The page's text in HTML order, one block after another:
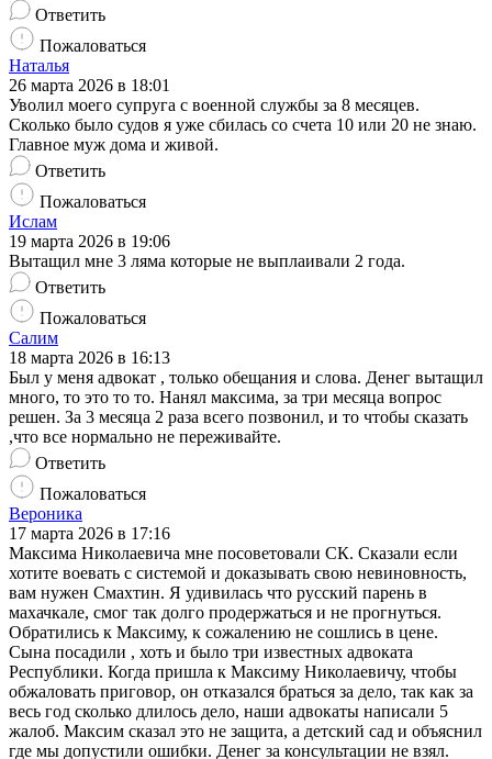
Ответить
Пожаловаться
Наталья
26 марта 2026 в 18:01
Уволил моего супруга с военной службы за 8 месяцев.
Сколько было судов я уже сбилась со счета 10 или 20 не знаю.
Главное муж дома и живой.
Ответить
Пожаловаться
Ислам
19 марта 2026 в 19:06
Вытащил мне 3 ляма которые не выплаивали 2 года.
Ответить
Пожаловаться
Салим
18 марта 2026 в 16:13
Был у меня адвокат , только обещания и слова. Денег вытащил
много, то это то то. Нанял максима, за три месяца вопрос
решен. За 3 месяца 2 раза всего позвонил, и то чтобы сказать
,что все нормально не переживайте.
Ответить
Пожаловаться
Вероника
17 марта 2026 в 17:16
Максима Николаевича мне посоветовали СК. Сказали если
хотите воевать с системой и доказывать свою невиновность,
вам нужен Смахтин. Я удивилась что русский парень в
махачкале, смог так долго продержаться и не прогнуться.
Обратились к Максиму, к сожалению не сошлись в цене.
Сына посадили , хоть и было три известных адвоката
Республики. Когда пришла к Максиму Николаевичу, чтобы
обжаловать приговор, он отказался браться за дело, так как за
весь год сколько длилось дело, наши адвокаты написали 5
жалоб. Максим сказал это не защита, а детский сад и объяснил
где мы допустили ошибки. Денег за консультации не взял.